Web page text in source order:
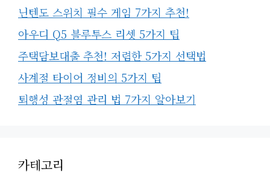
닌텐도 스위치 필수 게임 7가지 추천!
아우디 Q5 블루투스 리셋 5가지 팁
주택담보대출 추천! 저렴한 5가지 선택법
사계절 타이어 정비의 5가지 팁
퇴행성 관절염 관리 법 7가지 알아보기
카테고리